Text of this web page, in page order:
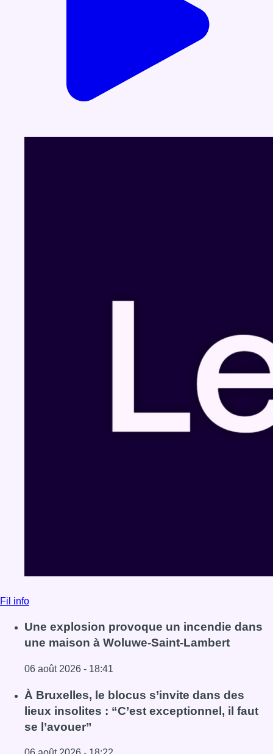
Fil info
Une explosion provoque un incendie dans
une maison à Woluwe-Saint-Lambert
06 août 2026 - 18:41
Lire l'article Une explosion provoque un incendie dans
À Bruxelles, le blocus s’invite dans des
lieux insolites : “C’est exceptionnel, il faut
se l’avouer”